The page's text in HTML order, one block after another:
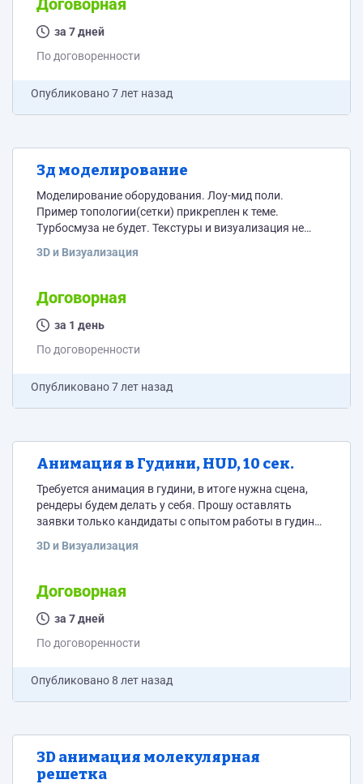
Жесткого дэдлайна нет. Ролик должен получиться
аналогичный, данному по ссылке —
озвучить стоимость.
Договорная
за 7 дней
По договоренности
Опубликовано7 лет назад
3д моделирование
Моделирование оборудования. Лоу-мид поли.
Пример топологии(сетки) прикреплен к теме.
Турбосмуза не будет. Текстуры и визуализация не
3D и Визуализация
Договорная
за 1 день
По договоренности
Опубликовано7 лет назад
Анимация в Гудини, HUD, 10 сек.
Требуется анимация в гудини, в итоге нужна сцена,
рендеры будем делать у себя. Прошу оставлять
заявки только кандидаты с опытом работы в гудини,
дизайн, иконки, wire render, точки, пикселы и тп.
3D и Визуализация
Договорная
за 7 дней
По договоренности
Опубликовано8 лет назад
3D анимация молекулярная
решетка